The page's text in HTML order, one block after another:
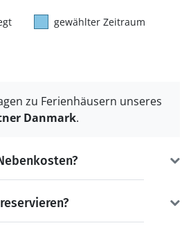
gewählter Zeitraum
zu Ferienhäusern unseres
Danmark.